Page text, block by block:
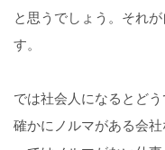
と思うでしょう。それ
す。
では社会人になるとどう
確かにノルマがある会